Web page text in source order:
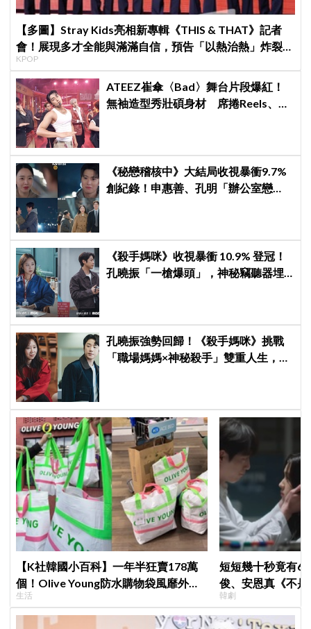
【多圖】Stray Kids亮相新專輯《THIS & THAT》記者
會！展現多才全能與滿滿自信，預告「以熱治熱」炸裂夏
日音樂圈
KPOP
ATEEZ崔傘〈Bad〉舞台片段爆紅！
無袖造型秀壯碩身材 席捲Reels、
《秘戀稽核中》大結局收視暴衝9.7%
創紀錄！申惠善、孔明「辦公室戀
《殺手媽咪》收視暴衝 10.9% 登冠！
孔曉振「一槍爆頭」，神秘竊聽器埋
孔曉振強勢回歸！《殺手媽咪》挑戰
「職場媽媽×神秘殺手」雙重人生，與
【K社韓國小百科】一年半狂賣178萬
個！Olive Young防水購物袋風靡外國
遊客，機場「人手一個」成新奇景
生活
短短幾十秒竟有6
俊、安恩真《不
公開，網友直呼
韓劇